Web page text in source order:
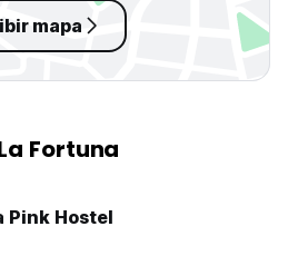
mapa
Fortuna
Pink Hostel